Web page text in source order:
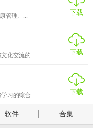
管理、...
下载
化交流的...
下载
习的综合...
下载
软件 合集